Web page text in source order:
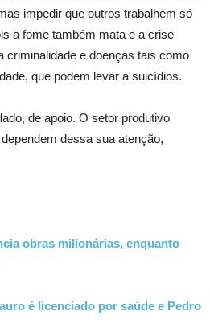
impedir que outros trabalhem só
a fome também mata e a crise
criminalidade e doenças tais como
que podem levar a suicídios.
de apoio. O setor produtivo
dessa sua atenção,
obras milionárias, enquanto
é licenciado por saúde e Pedro